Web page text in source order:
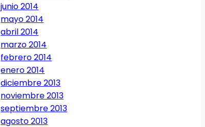
junio 2014
mayo 2014
abril 2014
marzo 2014
febrero 2014
enero 2014
diciembre 2013
noviembre 2013
septiembre 2013
agosto 2013